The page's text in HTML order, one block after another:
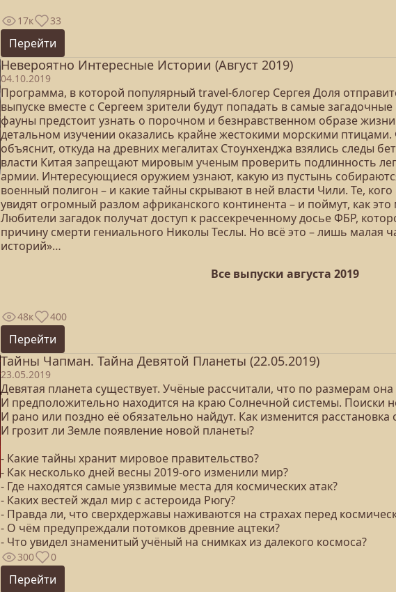
17к 33
Перейти
Невероятно Интересные Истории (Август 2019)
04.10.2019
Программа, в которой популярный travel-блогер Сергея Доля
выпуске вместе с Сергеем зрители будут попадать в самые
фауны предстоит узнать о порочном и безнравственном образе
детальном изучении оказались крайне жестокими морскими
объяснит, откуда на древних мегалитах Стоунхенджа взялись следы
власти Китая запрещают мировым ученым проверить подлинность
армии. Интересующиеся оружием узнают, какую из пустынь
военный полигон – и какие тайны скрывают в ней власти Чили. Те,
увидят огромный разлом африканского континента – и поймут, как
Любители загадок получат доступ к рассекреченному досье ФБР,
причину смерти гениального Николы Теслы. Но всё это – лишь малая
историй»…
Все выпуски августа 2019
48к 400
Перейти
Тайны Чапман. Тайна Девятой Планеты (22.05.2019)
23.05.2019
Девятая планета существует. Учёные рассчитали, что по размерам
И предположительно находится на краю Солнечной системы. Поиски
И рано или поздно её обязательно найдут. Как изменится
И грозит ли Земле появление новой планеты?
- Какие тайны хранит мировое правительство?
- Как несколько дней весны 2019-ого изменили мир?
- Где находятся самые уязвимые места для космических атак?
- Каких вестей ждал мир с астероида Рюгу?
- Правда ли, что сверхдержавы наживаются на страхах перед
- О чём предупреждали потомков древние ацтеки?
- Что увидел знаменитый учёный на снимках из далекого космоса?
300 0
Перейти